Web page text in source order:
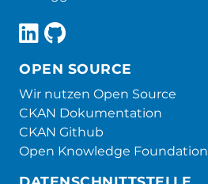
OPEN SOURCE
Wir nutzen Open Source
CKAN Dokumentation
CKAN Github
Open Knowledge Foundation